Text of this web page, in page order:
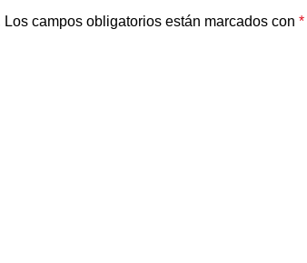
Los campos obligatorios están marcados con *